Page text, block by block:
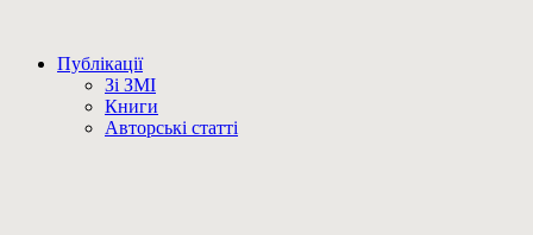
Публікації
Зі ЗМІ
Книги
Авторські статті